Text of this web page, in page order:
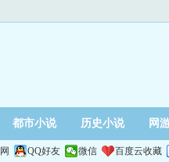
都市小说 历史小说 网
QQ好友 微信 百度云收藏